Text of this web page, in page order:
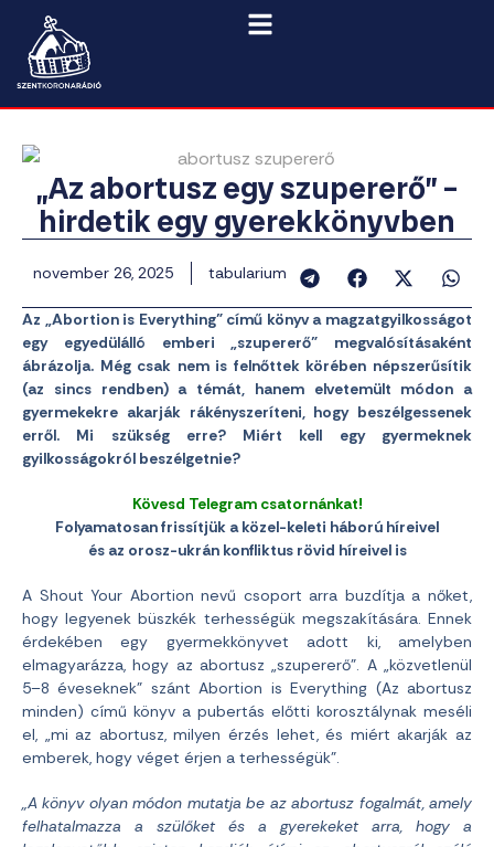
„Az abortusz egy szupererő” –
hirdetik egy gyerekkönyvben
november 26, 2025 tabularium
Az „Abortion is Everything” című könyv a magzatgyilkosságot
egy egyedülálló emberi „szupererő” megvalósításaként
ábrázolja. Még csak nem is felnőttek körében népszerűsítik
(az sincs rendben) a témát, hanem elvetemült módon a
gyermekekre akarják rákényszeríteni, hogy beszélgessenek
erről. Mi szükség erre? Miért kell egy gyermeknek
gyilkosságokról beszélgetnie?
Kövesd Telegram csatornánkat!
Folyamatosan frissítjük a közel-keleti háború híreivel
és az orosz-ukrán konfliktus rövid híreivel is
A Shout Your Abortion nevű csoport arra buzdítja a nőket,
hogy legyenek büszkék terhességük megszakítására. Ennek
érdekében egy gyermekkönyvet adott ki, amelyben
elmagyarázza, hogy az abortusz „szupererő”. A „közvetlenül
5–8 éveseknek” szánt Abortion is Everything (Az abortusz
minden) című könyv a pubertás előtti korosztálynak meséli
el, „mi az abortusz, milyen érzés lehet, és miért akarják az
emberek, hogy véget érjen a terhességük”.
„A könyv olyan módon mutatja be az abortusz fogalmát, amely
felhatalmazza a szülőket és a gyerekeket arra, hogy a